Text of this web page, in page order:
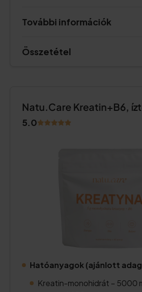
További információk
Összetétel
Natu.Care Kreatin+B6,
5.0
Hatóanyagok (ajánlott
Kreatin-monohidrát – 5000